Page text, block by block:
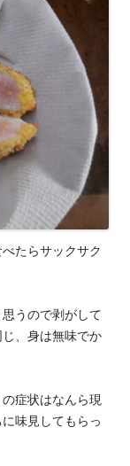
たらサックサク
うので剥がして
、身は無味でか
症状はなんら現
味見してもらっ